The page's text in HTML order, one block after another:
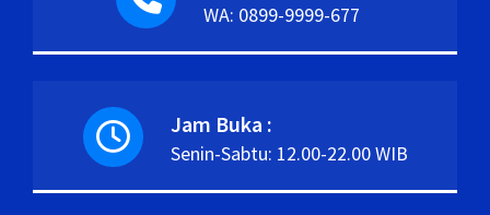
WA: 0899-9999-677
Jam Buka :
Senin-Sabtu: 12.00-22.00 WIB